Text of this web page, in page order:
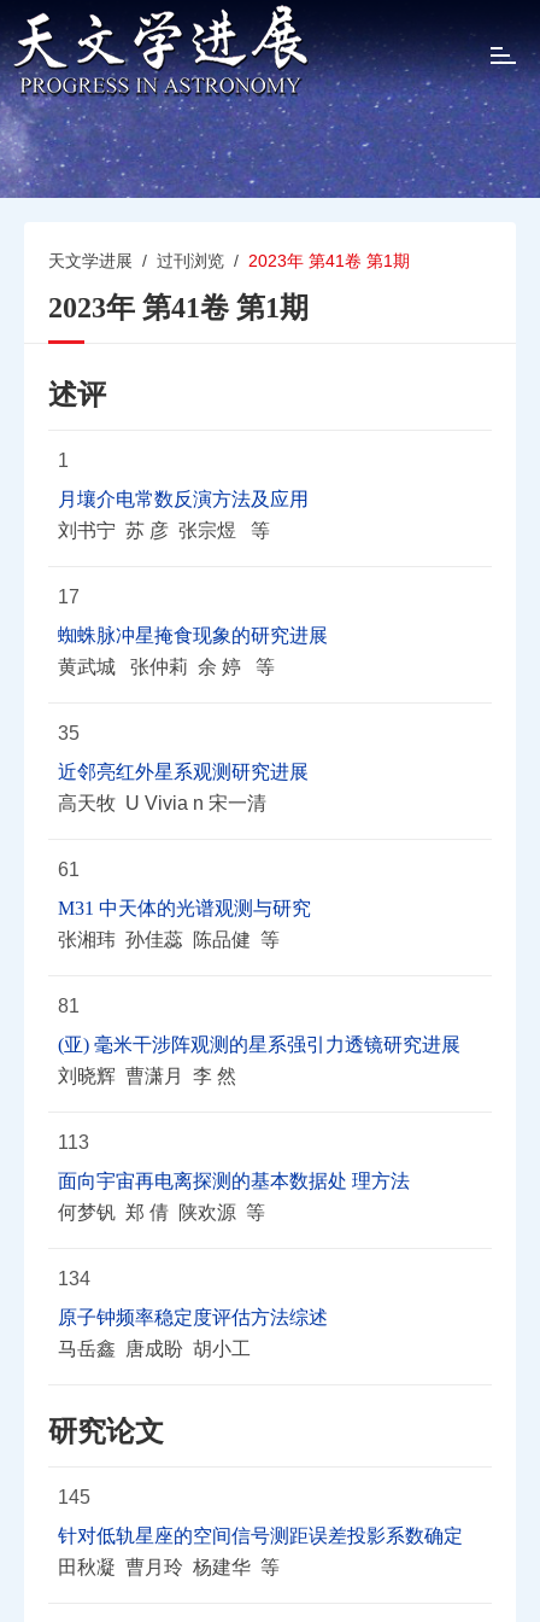
T
o
g
l
e
天文学进展 / 过刊浏览 / 2023年 第41卷 第1期
2023年 第41卷 第1期
述评
1
月壤介电常数反演方法及应用
刘书宁 苏 彦 张宗煜 等
17
蜘蛛脉冲星掩食现象的研究进展
黄武城 张仲莉 余 婷 等
35
近邻亮红外星系观测研究进展
高天牧 U Vivia n 宋一清
61
M31 中天体的光谱观测与研究
张湘玮 孙佳蕊 陈品健 等
81
(亚) 毫米干涉阵观测的星系强引力透镜研究进展
刘晓辉 曹潇月 李 然
113
面向宇宙再电离探测的基本数据处 理方法
何梦钒 郑 倩 陕欢源 等
134
原子钟频率稳定度评估方法综述
马岳鑫 唐成盼 胡小工
研究论文
145
针对低轨星座的空间信号测距误差投影系数确定
田秋凝 曹月玲 杨建华 等